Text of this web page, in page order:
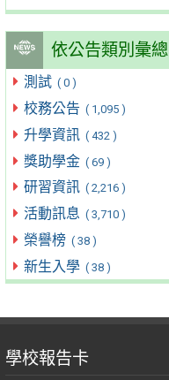
依公告類別彙總
測試 ( 0 )
校務公告 ( 1,095 )
升學資訊 ( 432 )
獎助學金 ( 69 )
研習資訊 ( 2,216 )
活動訊息 ( 3,710 )
榮譽榜 ( 38 )
新生入學 ( 38 )
學校報告卡